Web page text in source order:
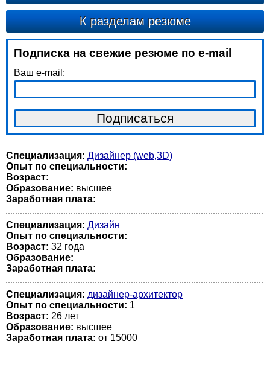
К разделам резюме
Подписка на свежие резюме по e-mail
Ваш e-mail:
Специализация: Дизайнер (web,3D)
Опыт по специальности:
Возраст:
Образование: высшее
Заработная плата:
Специализация: Дизайн
Опыт по специальности:
Возраст: 32 годa
Образование:
Заработная плата:
Специализация: дизайнер-архитектор
Опыт по специальности: 1
Возраст: 26 лет
Образование: высшее
Заработная плата: от 15000